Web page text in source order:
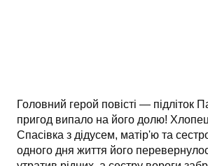
Головний герой повісті — підліток
пригод випало на його долю!
Спасівка з дідусем, матір'ю та
одного дня життя його